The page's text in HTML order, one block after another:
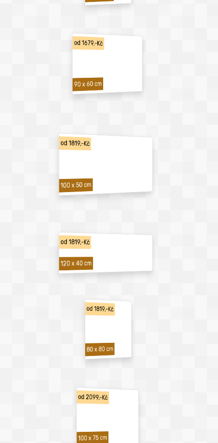
od 1679,-Kč
90 x 60 cm
od 1819,-Kč
100 x 50 cm
od 1819,-Kč
120 x 40 cm
od 1819,-Kč
80 x 80 cm
od 2099,-Kč
100 x 75 cm